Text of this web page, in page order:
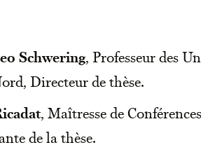
Schwering, Professeur des
Directeur de thèse.
, Maîtresse de
de la thèse.